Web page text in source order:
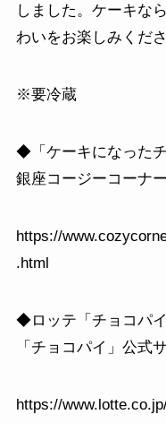
しました。ケーキな
わいをお楽しみくださ
※要冷蔵
◆「ケーキになった
銀座コージーコーナ
https://
.html
◆ロッテ「チョコパ
「チョコパイ」公式
https://